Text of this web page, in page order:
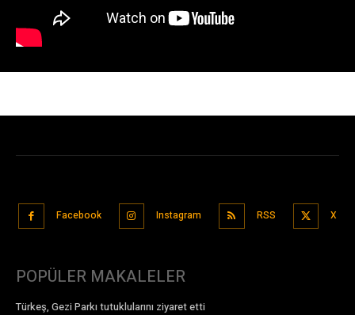
Facebook Instagram RSS X
POPÜLER MAKALELER
Türkeş, Gezi Parkı tutuklularını ziyaret etti